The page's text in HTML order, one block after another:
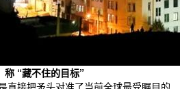
“藏不住的目标”
直接把矛头对准了当前全球最受瞩目的